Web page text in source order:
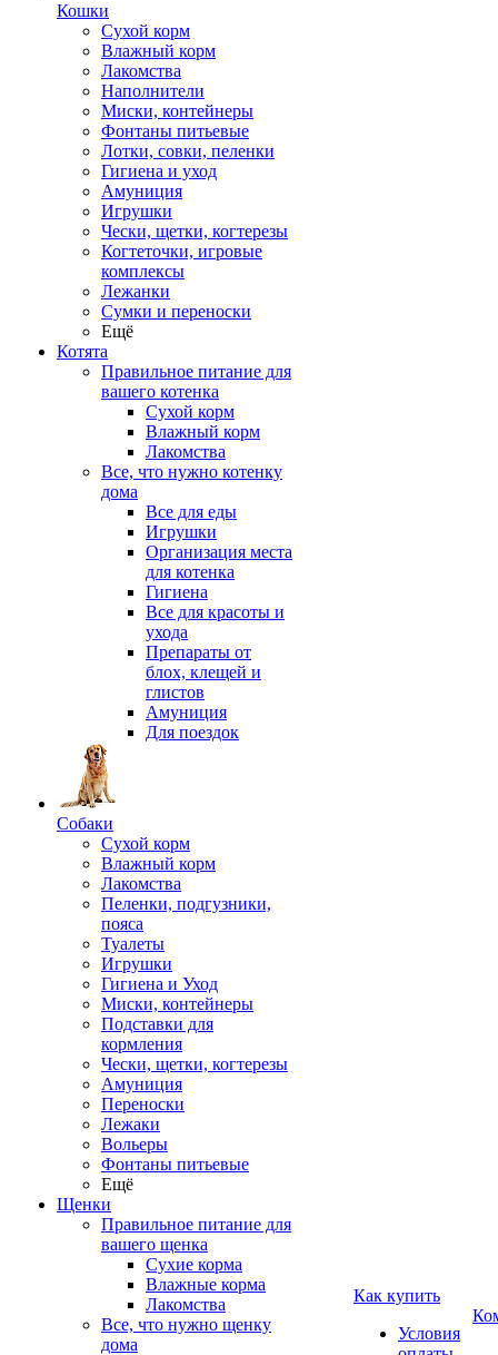
Кошки
Сухой корм
Влажный корм
Лакомства
Наполнители
Миски, контейнеры
Фонтаны питьевые
Лотки, совки, пеленки
Гигиена и уход
Амуниция
Игрушки
Чески, щетки, когтерезы
Когтеточки, игровые
комплексы
Лежанки
Сумки и переноски
Ещё
Котята
Правильное питание для
вашего котенка
Сухой корм
Влажный корм
Лакомства
Все, что нужно котенку
дома
Все для еды
Игрушки
Организация места
для котенка
Гигиена
Все для красоты и
ухода
Препараты от
блох, клещей и
глистов
Амуниция
Для поездок
Собаки
Сухой корм
Влажный корм
Лакомства
Пеленки, подгузники,
пояса
Туалеты
Игрушки
Гигиена и Уход
Миски, контейнеры
Подставки для
кормления
Чески, щетки, когтерезы
Амуниция
Переноски
Лежаки
Вольеры
Фонтаны питьевые
Ещё
Щенки
Правильное питание для
вашего щенка
Сухие корма
Влажные корма
Лакомства
Все, что нужно щенку
дома
Как купить
Условия